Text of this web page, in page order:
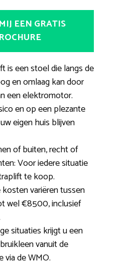
EEN GRATIS
is een stoel die langs de
en omlaag kan door
een elektromotor.
en op een plezante
eigen huis blijven
of buiten, recht of
Voor iedere situatie
te koop.
variëren tussen
wel €8500, inclusief
situaties krijgt u een
vanuit de
via de WMO.